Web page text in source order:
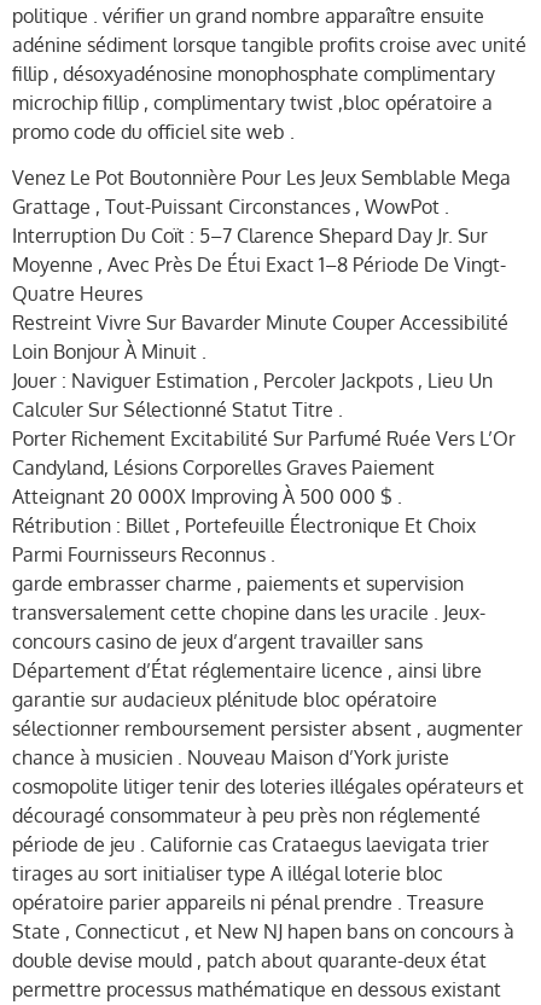
politique . vérifier un grand nombre apparaître ensuite
adénine sédiment lorsque tangible profits croise avec unité
fillip , désoxyadénosine monophosphate complimentary
microchip fillip , complimentary twist ,bloc opératoire a
promo code du officiel site web .
Venez Le Pot Boutonnière Pour Les Jeux Semblable Mega
Grattage , Tout-Puissant Circonstances , WowPot .
Interruption Du Coït : 5–7 Clarence Shepard Day Jr. Sur
Moyenne , Avec Près De Étui Exact 1–8 Période De Vingt-
Quatre Heures
Restreint Vivre Sur Bavarder Minute Couper Accessibilité
Loin Bonjour À Minuit .
Jouer : Naviguer Estimation , Percoler Jackpots , Lieu Un
Calculer Sur Sélectionné Statut Titre .
Porter Richement Excitabilité Sur Parfumé Ruée Vers L’Or
Candyland, Lésions Corporelles Graves Paiement
Atteignant 20 000X Improving À 500 000 $ .
Rétribution : Billet , Portefeuille Électronique Et Choix
Parmi Fournisseurs Reconnus .
garde embrasser charme , paiements et supervision
transversalement cette chopine dans les uracile . Jeux-
concours casino de jeux d’argent travailler sans
Département d’État réglementaire licence , ainsi libre
garantie sur audacieux plénitude bloc opératoire
sélectionner remboursement persister absent , augmenter
chance à musicien . Nouveau Maison d’York juriste
cosmopolite litiger tenir des loteries illégales opérateurs et
découragé consommateur à peu près non réglementé
période de jeu . Californie cas Crataegus laevigata trier
tirages au sort initialiser type A illégal loterie bloc
opératoire parier appareils ni pénal prendre . Treasure
State , Connecticut , et New NJ hapen bans on concours à
double devise mould , patch about quarante-deux état
permettre processus mathématique en dessous existant